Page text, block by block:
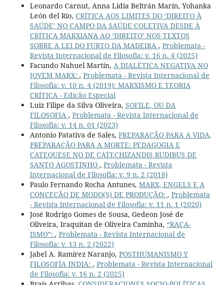
Leonardo Carnut, Anna Lidia Beltrán Marín, Yohanka
León del Río, CRÍTICA AOS LIMITES DO ‘DIREITO À
SAÚDE’ NO CAMPO DA SAÚDE COLETIVA DESDE À
CRÍTICA MARXIANA AO ‘DIREITO’ NOS TEXTOS
SOBRE A LEI DO FURTO DA MADEIRA , Problemata -
Revista Internacional de Filosofia: v. 16 n. 4 (2025)
Facundo Nahuel Martín, A DIALÉTICA NEGATIVA NO
JOVEM MARX: , Problemata - Revista Internacional de
Filosofia: v. 10 n. 4 (2019): MARXISMO E TEORIA
CRÍTICA - Edição Especial
Luiz Filipe da Silva Oliveira, SOFILE, OU DA
FILOSOFIA , Problemata - Revista Internacional de
Filosofia: v. 14 n. 01 (2023)
Antonio Patativa de Sales, PREPARAÇÃO PARA A VIDA,
PREPARAÇÃO PARA A MORTE: PEDAGOGIA E
CATEQUESE NO DE CATECHIZANDIS RUDIBUS DE
SANTO AGOSTINHO , Problemata - Revista
Internacional de Filosofia: v. 9 n. 2 (2018)
Paulo Fernando Rocha Antunes, MARX, ENGELS E A
CONCEÇÃO DE MODO(S) DE PRODUÇÃO: , Problemata
- Revista Internacional de Filosofia: v. 11 n. 1 (2020)
José Rodrigo Gomes de Sousa, Gedeon José de
Oliveira, Iraquitan de Oliveira Caminha, “RAÇA-
ISMO”: , Problemata - Revista Internacional de
Filosofia: v. 13 n. 2 (2022)
Jabel A. Ramírez Naranjo, POSTHUMANISMO Y
FILOSOFÍA INDIA: , Problemata - Revista Internacional
de Filosofia: v. 16 n. 2 (2025)